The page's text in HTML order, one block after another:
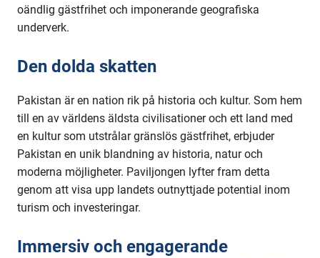
arabemiraten
oändlig gästfrihet och imponerande geografiska
underverk.
Den dolda skatten
Pakistan är en nation rik på historia och kultur. Som hem
till en av världens äldsta civilisationer och ett land med
en kultur som utstrålar gränslös gästfrihet, erbjuder
Pakistan en unik blandning av historia, natur och
moderna möjligheter. Paviljongen lyfter fram detta
genom att visa upp landets outnyttjade potential inom
turism och investeringar.
Immersiv och engagerande